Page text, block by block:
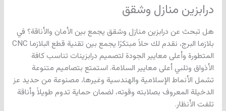
درابزين منازل وشقق
هل تبحث عن درابزين منازل وشقق يجمع بين الأمان والأناقة؟ في
بلازما البرج، نقدم لك حلاً مبتكرًا يجمع بين تقنية قطع البلازما CNC
المتطورة وأعلى معايير الجودة لتصميم درابزينات تناسب كافة
الأذواق وتلبي أعلى معايير السلامة. استمتع بتصاميم متنوعة
تشمل الأنماط الإسلامية والهندسية وغيرها، مصنوعة من حديد عز
الدخيلة المعروف بصلابته وقوته، لضمان حماية تدوم طويلاً وأناقة
تلفت الأنظار.